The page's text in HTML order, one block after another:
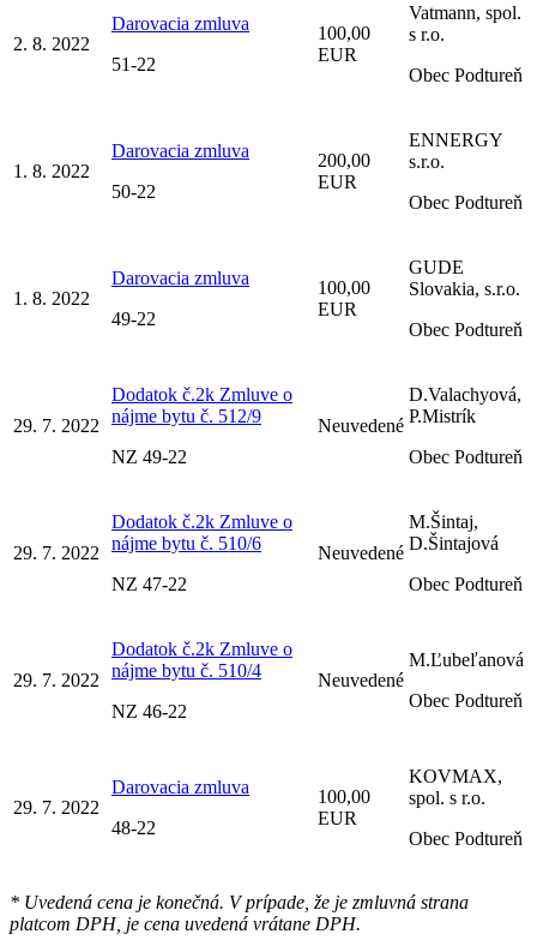
2. 8. 2022
Darovacia zmluva
51-22
100,00
EUR
Vatmann, spol.
s r.o.
Obec Podtureň
1. 8. 2022
Darovacia zmluva
50-22
200,00
EUR
ENNERGY
s.r.o.
Obec Podtureň
1. 8. 2022
Darovacia zmluva
49-22
100,00
EUR
GUDE
Slovakia, s.r.o.
Obec Podtureň
29. 7. 2022
Dodatok č.2k Zmluve o
nájme bytu č. 512/9
NZ 49-22
Neuvedené
D.Valachyová,
P.Mistrík
Obec Podtureň
29. 7. 2022
Dodatok č.2k Zmluve o
nájme bytu č. 510/6
NZ 47-22
Neuvedené
M.Šintaj,
D.Šintajová
Obec Podtureň
29. 7. 2022
Dodatok č.2k Zmluve o
nájme bytu č. 510/4
NZ 46-22
Neuvedené
M.Ľubeľanová
Obec Podtureň
29. 7. 2022
Darovacia zmluva
48-22
100,00
EUR
KOVMAX,
spol. s r.o.
Obec Podtureň
* Uvedená cena je konečná. V prípade, že je zmluvná strana
platcom DPH, je cena uvedená vrátane DPH.